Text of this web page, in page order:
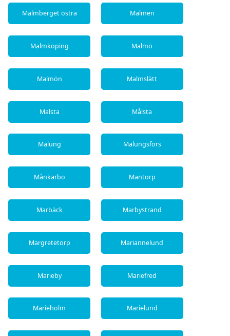
Malmberget östra Malmen
Malmköping Malmö
Malmön Malmslätt
Malsta Målsta
Malung Malungsfors
Månkarbo Mantorp
Marbäck Marbystrand
Margretetorp Mariannelund
Marieby Mariefred
Marieholm Marielund